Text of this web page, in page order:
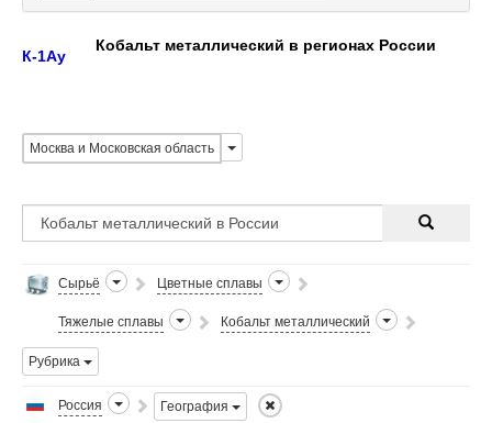
К-1Ау
Кобальт металлический в регионах России
Москва и Московская область
Сырьё Цветные сплавы
Тяжелые сплавы Кобальт металлический
Рубрика
Россия География